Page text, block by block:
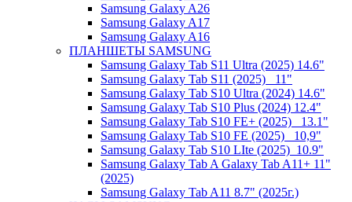
Samsung Galaxy A26
Samsung Galaxy A17
Samsung Galaxy A16
ПЛАНШЕТЫ SAMSUNG
Samsung Galaxy Tab S11 Ultra (2025) 14.6"
Samsung Galaxy Tab S11 (2025) _11"
Samsung Galaxy Tab S10 Ultra (2024) 14.6"
Samsung Galaxy Tab S10 Plus (2024) 12.4"
Samsung Galaxy Tab S10 FE+ (2025)_ 13.1"
Samsung Galaxy Tab S10 FE (2025)_ 10,9"
Samsung Galaxy Tab S10 LIte (2025)_10.9"
Samsung Galaxy Tab A Galaxy Tab A11+ 11"
(2025)
Samsung Galaxy Tab A11 8.7" (2025г.)